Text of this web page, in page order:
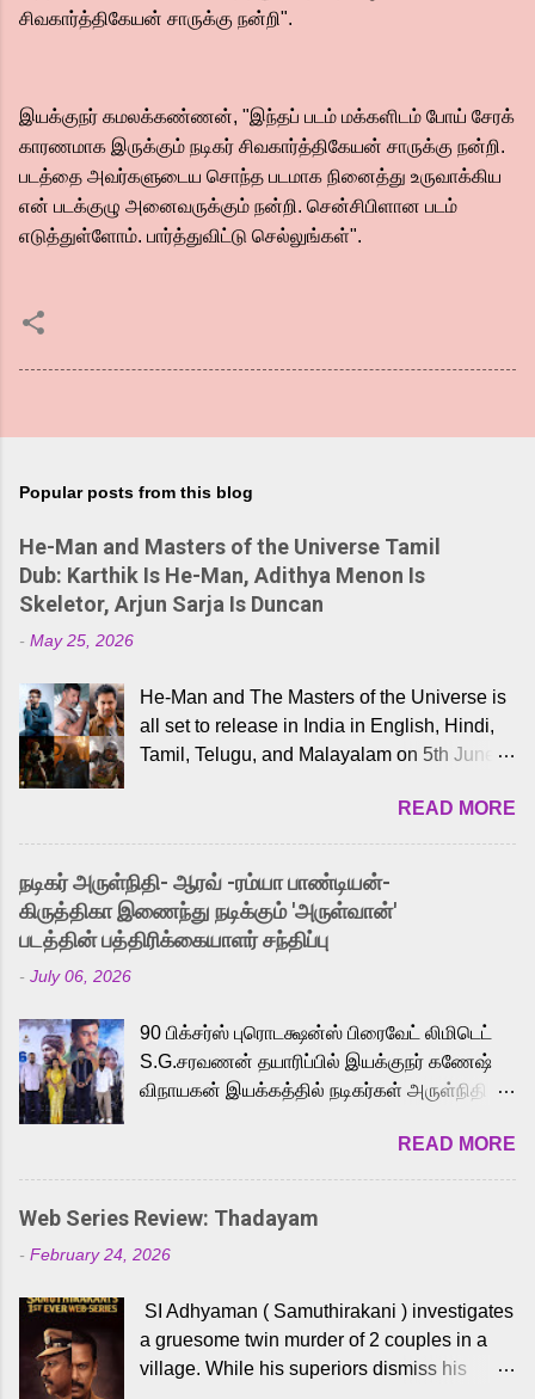
சிவகார்த்திகேயன் சாருக்கு நன்றி".
இயக்குநர் கமலக்கண்ணன், "இந்தப் படம் மக்களிடம் போய் சேரக்
காரணமாக இருக்கும் நடிகர் சிவகார்த்திகேயன் சாருக்கு நன்றி.
படத்தை அவர்களுடைய சொந்த படமாக நினைத்து உருவாக்கிய
என் படக்குழு அனைவருக்கும் நன்றி. சென்சிபிளான படம்
எடுத்துள்ளோம். பார்த்துவிட்டு செல்லுங்கள்".
Popular posts from this blog
He-Man and Masters of the Universe Tamil
Dub: Karthik Is He-Man, Adithya Menon Is
Skeletor, Arjun Sarja Is Duncan
- May 25, 2026
He-Man and The Masters of the Universe is
all set to release in India in English, Hindi,
Tamil, Telugu, and Malayalam on 5th June,
received a lot of love from cult He-Man fans
and offered audiences an exciting glimpse
into the world of Eternia, the recently
released Tamil trailer has also generated
strong excitement among Tamil audiences.
Adding to the growing buzz is the film’s
to the iconic superhero He-Man. Known for
memorable songs like “Behene De” from
Raavan, “Oru Maalai” from Ghajini, and
loved for his versatile voice and strong
command over multiple languages, making
him a strong fit for the legendary character.
cinema, voices the menacing Skeletor
across the Tamil, Malayalam, and Telugu
versions. Joining them is Action King Arjun...
READ MORE
நடிகர் அருள்நிதி- ஆரவ் -ரம்யா பாண்டியன்-
கிருத்திகா இணைந்து நடிக்கும் 'அருள்வான்'
படத்தின் பத்திரிக்கையாளர் சந்திப்பு
- July 06, 2026
90 பிக்சர்ஸ் புரொடக்ஷன்ஸ் பிரைவேட் லிமிடெட்
S.G.சரவணன் தயாரிப்பில் இயக்குநர் கணேஷ்
விநாயகன் இயக்கத்தில் நடிகர்கள் அருள்நிதி -
முக்கிய வேடத்தில் இணைந்து நடித்திருக்கும்
'அருள்வான்' திரைப்படத்தினை
பத்திரிக்கையாளர் சந்திப்பு சென்னையில்
நடைபெற்றது. இயக்குநர் கணேஷ் விநாயகன்
இயக்கத்தில் உருவாகியுள்ள 'அருள்வான்'
வெங்கட், ரம்யா பாண்டியன், வி டி வி கணேஷ் ,
ஜான் விஜய், பேபி கிருத்திகா, 'பருத்திவீரன்'
சரவணன், ஹரிஷ் உத்தமன் உள்ளிட்ட பலர்
READ MORE
Web Series Review: Thadayam
- February 24, 2026
SI Adhyaman ( Samuthirakani ) investigates
a gruesome twin murder of 2 couples in a
village. While his superiors dismiss his